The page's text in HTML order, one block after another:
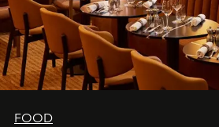
FOOD